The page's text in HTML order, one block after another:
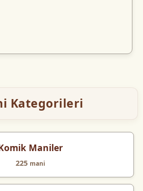
Kategorileri
Maniler
225 mani